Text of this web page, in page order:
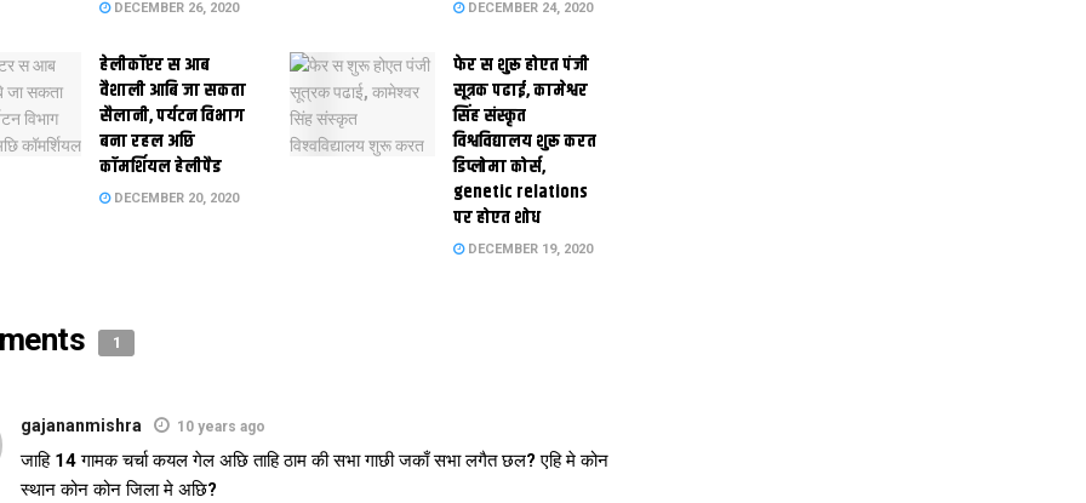
DECEMBER 26, 2020 DECEMBER 24, 2020
हेलीकॉप्टर स आब
वैशाली आबि जा सकता
सैलानी, पर्यटन विभाग
बना रहल अछि
कॉमर्शियल हेलीपैड
DECEMBER 20, 2020
फेर स शुरू होएत पंजी
सूत्रक पढाई, कामेश्वर
सिंह संस्कृत
विश्वविद्यालय शुरू करत
डिप्लोमा कोर्स,
genetic relations
पर होएत शोध
DECEMBER 19, 2020
1
gajananmishra 10 years ago
जाहि 14 गामक चर्चा कयल गेल अछि ताहि ठाम की सभा गाछी जकाँ सभा लगैत छल? एहि मे कोन
स्थान कोन कोन जिला मे अछि?